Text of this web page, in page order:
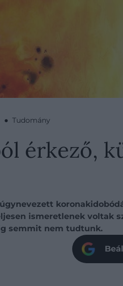
● Tudomány
érkező,
ismeretlenek voltak
semmit nem tudtunk.